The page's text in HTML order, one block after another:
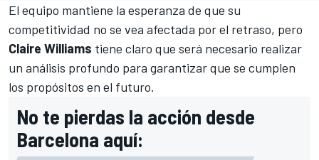
El equipo mantiene la esperanza de que su
competitividad no se vea afectada por el retraso, pero
Claire Williams tiene claro que será necesario realizar
un análisis profundo para garantizar que se cumplen
los propósitos en el futuro.
No te pierdas la acción desde
Barcelona aquí: